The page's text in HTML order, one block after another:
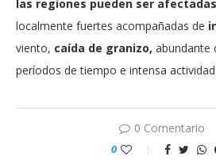
las regiones pueden ser
localmente fuertes acompañadas de
viento, caída de granizo, abundante
períodos de tiempo e intensa
0 Comentario
0